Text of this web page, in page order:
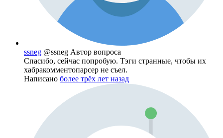
ssneg @ssneg Автор вопроса
Спасибо, сейчас попробую. Тэги странные, чтобы их
хабракомментопарсер не съел.
Написано более трёх лет назад